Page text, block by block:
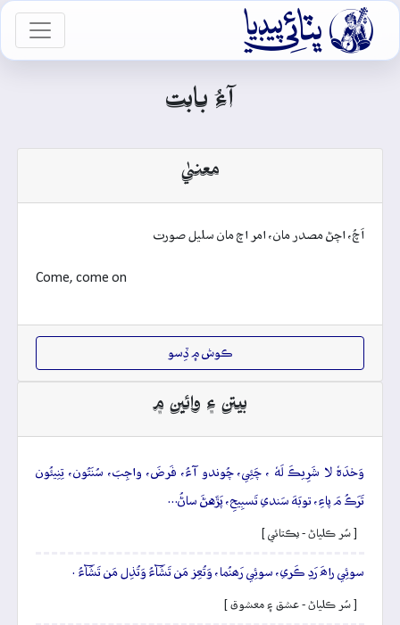

آءُ بابت
معنيٰ
اَچُ، اچڻ مصدر مان، امر اچ مان سليل صورت
Come, come on
ڪوش ۾ ڏِسو
بيتن ۽ وائين ۾
وَحۡدَہٗ لا شَرِيڪَ لَهٗ ، چَئِي، چُوندو آءُ، فَرضَ، واجِبَ، سُنَتُون، تِنِيئُون
تَرَڪُ مَ پاءِ، توبَهَ سَندي تَسبِيحِ، پَڙَهڻَ ساڻُ…
[ سُر ڪلياڻ - يڪتائي ]
سوئِي راھَ رَدِ ڪَري، سوئِي رَھنُما، وَتُعِز مَن تَشَآءُ وَتُذِل مَن تَشَآءُ .
[ سُر ڪلياڻ - عشق ۽ معشوق ]